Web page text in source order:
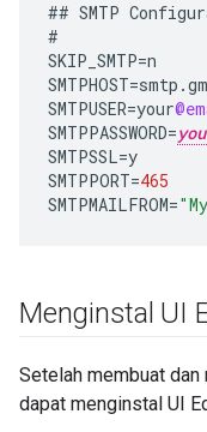
## SMTP
#
SKIP_SMTP=n
SMTPHOST=smtp .
SMTPUSER=your
SMTPPASSWORD=
SMTPSSL=y
SMTPPORT=465
SMTPMAILFROM=
Menginstal UI
Setelah membuat
dapat menginstal UI